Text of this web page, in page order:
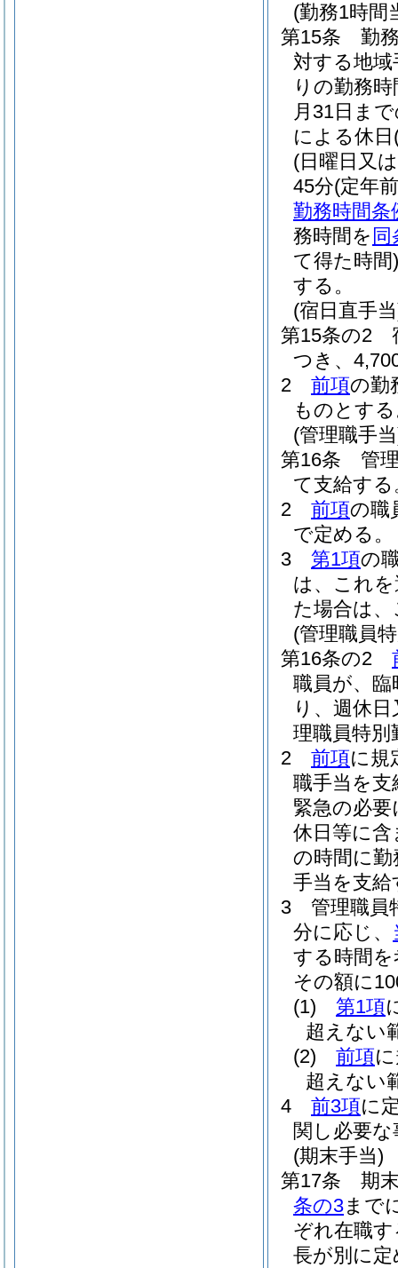
(勤務1時間
第15条
勤
対する地
りの勤務
月31日ま
による休日
(日曜日又
45分(定年
勤務時間条
務時間を 同
て得た時間)
する。
(宿日直手
第15条の2
つき、
2
前項の勤
ものとす
(管理職手
第16条
管
て支給する
2
前項の職
で定める。
3
第1項の
は、これ
た場合は
(管理職員
第16条の2
職員が、
り、週休
理職員特別
2
前項に規
職手当を
緊急の必
休日等に
の時間に
手当を支給
3
管理職員
分に応じ、
する時間
その額に
(1)
第1項
超えない
(2)
前項
超えない
4
前3項に
関し必要
(期末手当)
第17条
期
条の3まで
ぞれ在職
長が別に